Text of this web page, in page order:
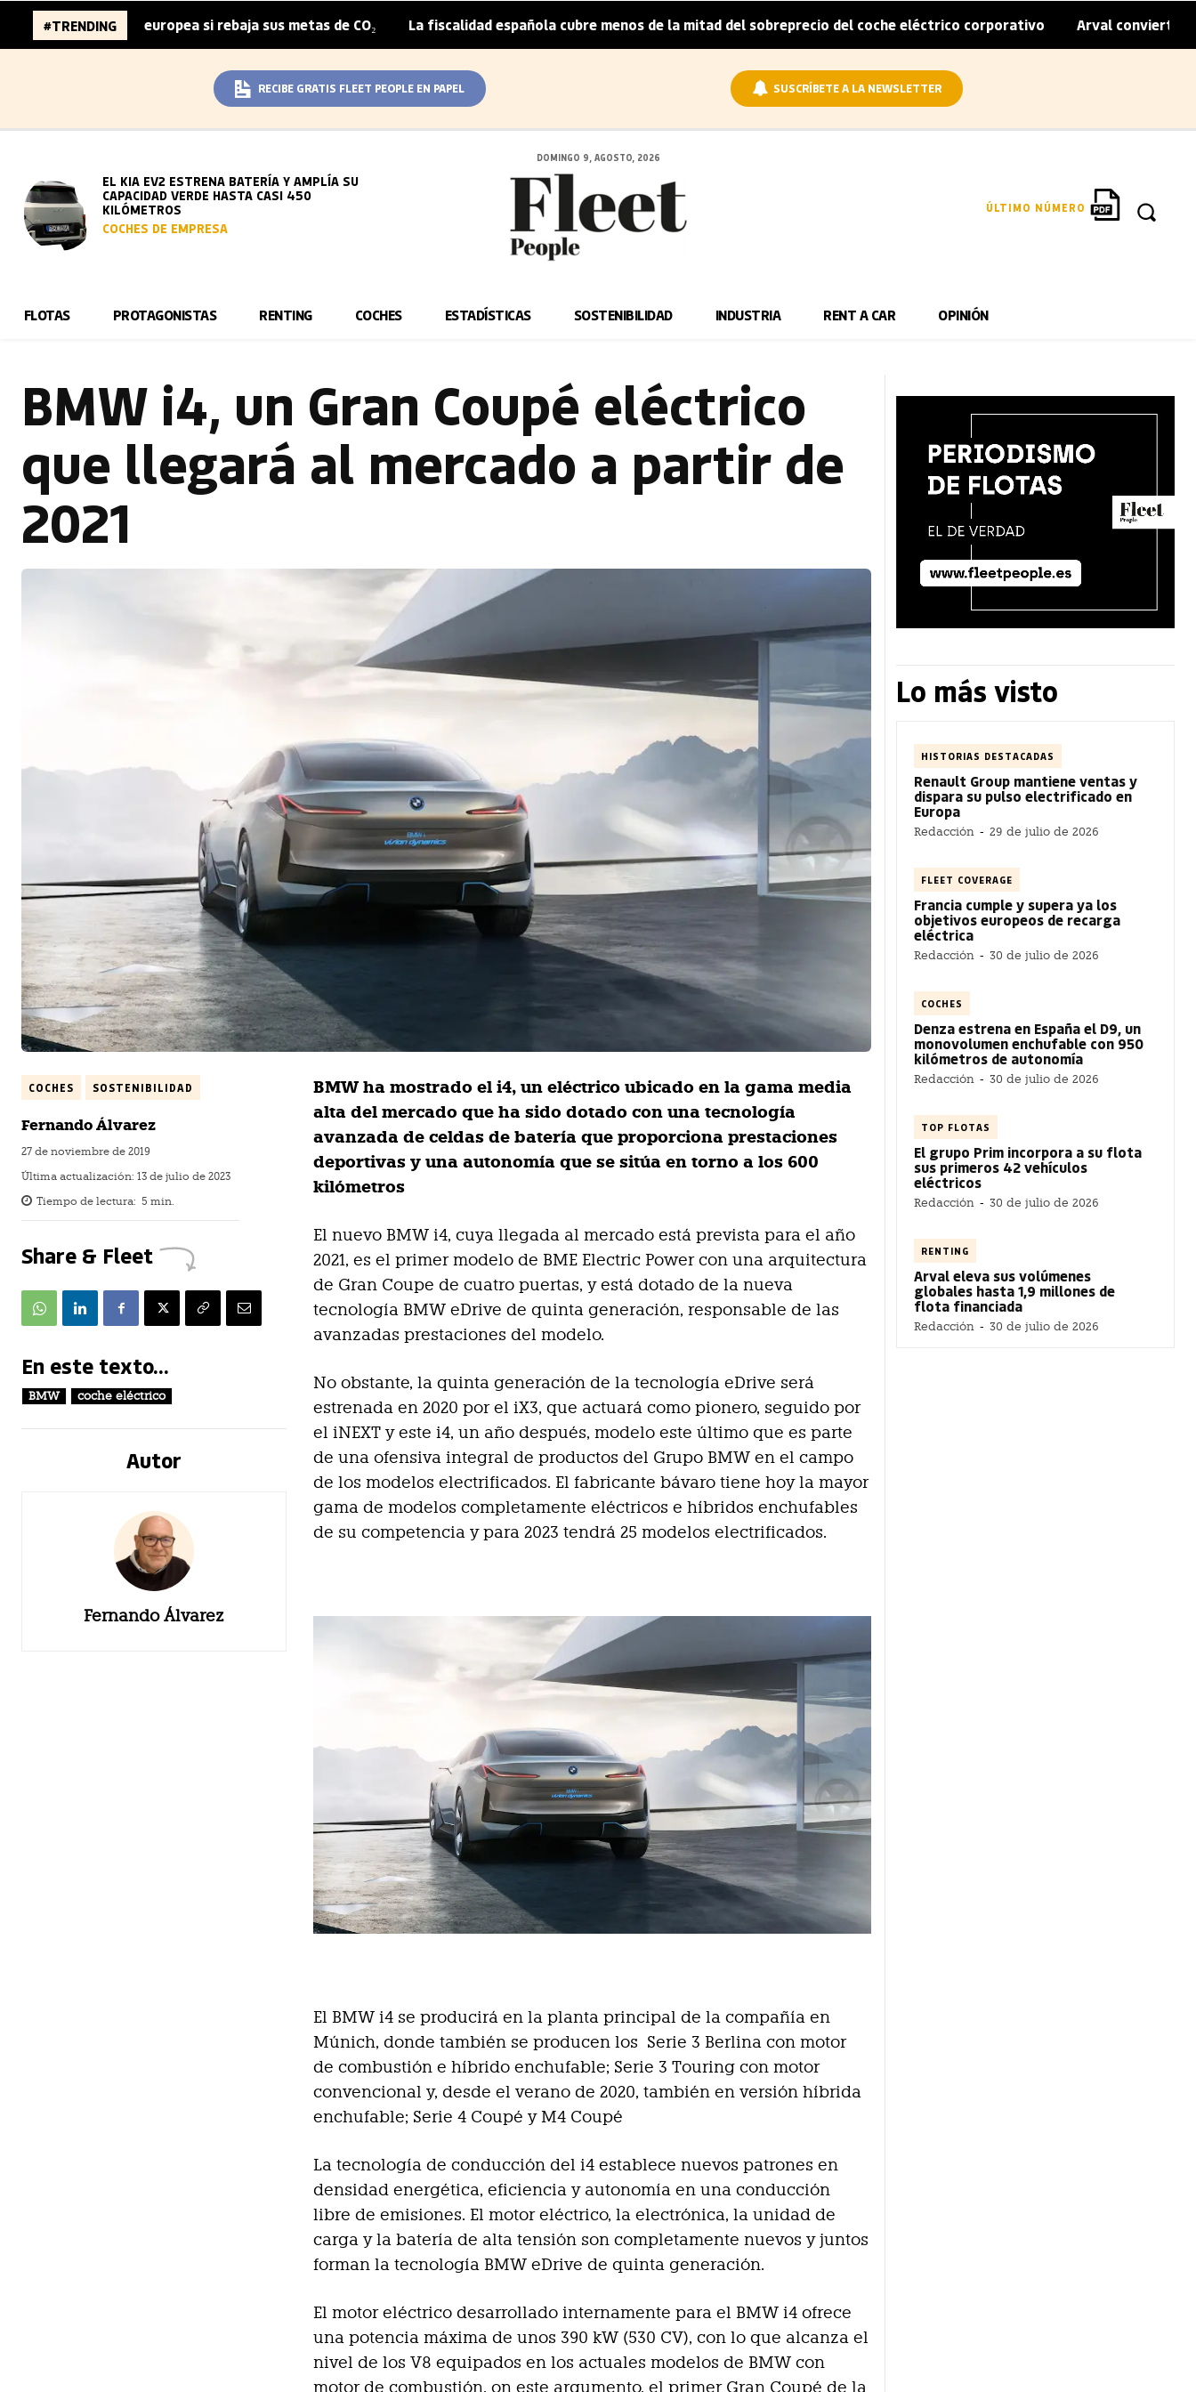
#TRENDING
europea si rebaja sus metas de CO₂ | La fiscalidad española cubre menos de la mitad del sobreprecio del coche eléctrico corporativo | Arval convierte en
RECIBE GRATIS FLEET PEOPLE EN PAPEL SUSCRÍBETE A LA NEWSLETTER
EL KIA EV2 ESTRENA BATERÍA Y AMPLÍA SU
CAPACIDAD VERDE HASTA CASI 450
KILÓMETROS
COCHES DE EMPRESA
DOMINGO 9, AGOSTO, 2026
ÚLTIMO NÚMERO
FLOTAS PROTAGONISTAS RENTING COCHES ESTADÍSTICAS SOSTENIBILIDAD INDUSTRIA RENT A CAR OPINIÓN
BMW i4, un Gran Coupé eléctrico
que llegará al mercado a partir de
2021
COCHES SOSTENIBILIDAD
Fernando Álvarez
27 de noviembre de 2019
Última actualización: 13 de julio de 2023
Tiempo de lectura: 5 min.
Share & Fleet
En este texto...
BMW coche eléctrico
Autor
Fernando Álvarez
BMW ha mostrado el i4, un eléctrico ubicado en la gama media
alta del mercado que ha sido dotado con una tecnología
avanzada de celdas de batería que proporciona prestaciones
deportivas y una autonomía que se sitúa en torno a los 600
kilómetros
El nuevo BMW i4, cuya llegada al mercado está prevista para el año
2021, es el primer modelo de BME Electric Power con una arquitectura
de Gran Coupe de cuatro puertas, y está dotado de la nueva
tecnología BMW eDrive de quinta generación, responsable de las
avanzadas prestaciones del modelo.
No obstante, la quinta generación de la tecnología eDrive será
estrenada en 2020 por el iX3, que actuará como pionero, seguido por
el iNEXT y este i4, un año después, modelo este último que es parte
de una ofensiva integral de productos del Grupo BMW en el campo
de los modelos electrificados. El fabricante bávaro tiene hoy la mayor
gama de modelos completamente eléctricos e híbridos enchufables
de su competencia y para 2023 tendrá 25 modelos electrificados.
El BMW i4 se producirá en la planta principal de la compañía en
Múnich, donde también se producen los Serie 3 Berlina con motor
de combustión e híbrido enchufable; Serie 3 Touring con motor
convencional y, desde el verano de 2020, también en versión híbrida
enchufable; Serie 4 Coupé y M4 Coupé
La tecnología de conducción del i4 establece nuevos patrones en
densidad energética, eficiencia y autonomía en una conducción
libre de emisiones. El motor eléctrico, la electrónica, la unidad de
carga y la batería de alta tensión son completamente nuevos y juntos
forman la tecnología BMW eDrive de quinta generación.
El motor eléctrico desarrollado internamente para el BMW i4 ofrece
una potencia máxima de unos 390 kW (530 CV), con lo que alcanza el
nivel de los V8 equipados en los actuales modelos de BMW con
motor de combustión. on este argumento, el primer Gran Coupé de la
Lo más visto
HISTORIAS DESTACADAS
Renault Group mantiene ventas y
dispara su pulso electrificado en
Europa
Redacción - 29 de julio de 2026
FLEET COVERAGE
Francia cumple y supera ya los
objetivos europeos de recarga
eléctrica
Redacción - 30 de julio de 2026
COCHES
Denza estrena en España el D9, un
monovolumen enchufable con 950
kilómetros de autonomía
Redacción - 30 de julio de 2026
TOP FLOTAS
El grupo Prim incorpora a su flota
sus primeros 42 vehículos
eléctricos
Redacción - 30 de julio de 2026
RENTING
Arval eleva sus volúmenes
globales hasta 1,9 millones de
flota financiada
Redacción - 30 de julio de 2026